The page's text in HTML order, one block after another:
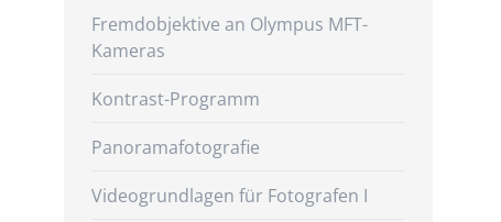
Fremdobjektive an Olympus MFT-
Kameras
Kontrast-Programm
Panoramafotografie
Videogrundlagen für Fotografen I